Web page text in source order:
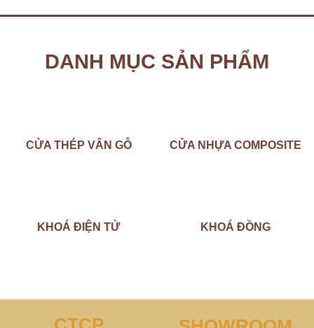
DANH MỤC SẢN PHẨM
CỬA THÉP VÂN GỖ CỬA NHỰA COMPOSITE
KHOÁ ĐIỆN TỬ KHOÁ ĐỒNG